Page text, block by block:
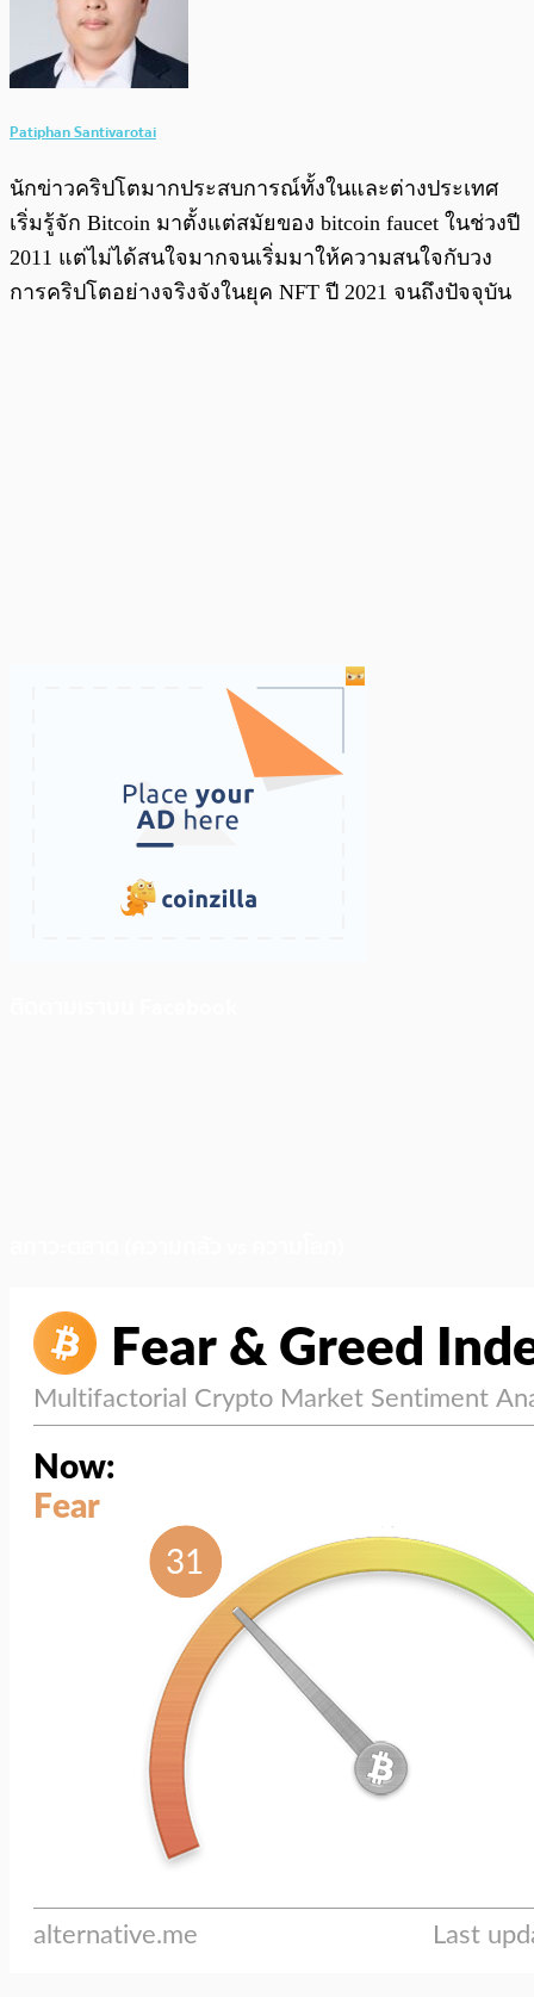
Patiphan Santivarotai
นักข่าวคริปโตมากประสบการณ์ทั้งในและต่างประเทศ
เริ่มรู้จัก Bitcoin มาตั้งแต่สมัยของ bitcoin faucet ในช่วงปี
2011 แต่ไม่ได้สนใจมากจนเริ่มมาให้ความสนใจกับวง
การคริปโตอย่างจริงจังในยุค NFT ปี 2021 จนถึงปัจจุบัน